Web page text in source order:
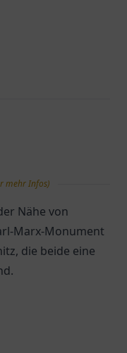
mehr Infos)
Nähe von
Marx-Monument
die beide eine